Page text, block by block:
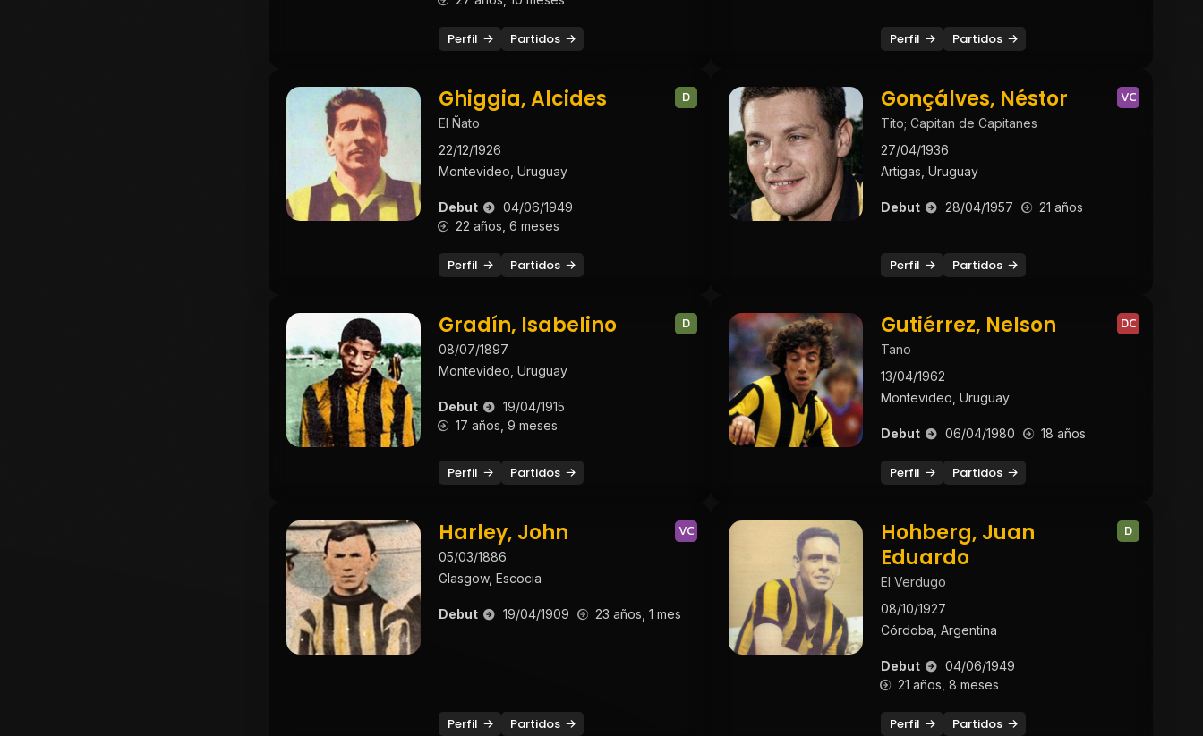
Perfil Partidos Perfil Partidos
Ghiggia, Alcides
El Ñato
22/12/1926
Montevideo, Uruguay
Debut
04/06/1949
22 años, 6 meses
D
Perfil Partidos
Gonçálves, Néstor
Tito; Capitan de Capitanes
27/04/1936
Artigas, Uruguay
Debut 28/04/1957 21 años
VC
Perfil Partidos
Gradín, Isabelino
08/07/1897
Montevideo, Uruguay
Debut
19/04/1915
17 años, 9 meses
D
Perfil Partidos
Gutiérrez, Nelson
Tano
13/04/1962
Montevideo, Uruguay
Debut 06/04/1980 18 años
DC
Perfil Partidos
Harley, John
05/03/1886
Glasgow, Escocia
Debut 19/04/1909 23 años, 1 mes
VC
Perfil Partidos
Hohberg, Juan
Eduardo
El Verdugo
08/10/1927
Córdoba, Argentina
Debut
04/06/1949
21 años, 8 meses
D
Perfil Partidos